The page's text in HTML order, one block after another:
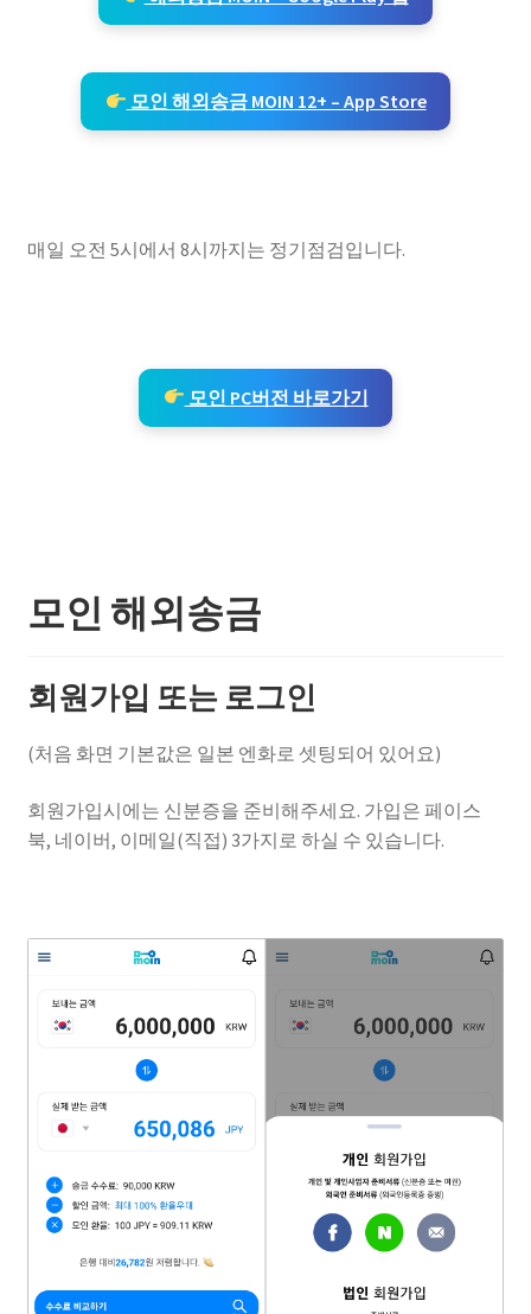
모인 해외송금 MOIN 12+ – App Store
매일 오전 5시에서 8시까지는 정기점검입니다.
모인 PC버전 바로가기
모인 해외송금
회원가입 또는 로그인
(처음 화면 기본값은 일본 엔화로 셋팅되어 있어요)
회원가입시에는 신분증을 준비해주세요. 가입은 페이스
북, 네이버, 이메일(직접) 3가지로 하실 수 있습니다.